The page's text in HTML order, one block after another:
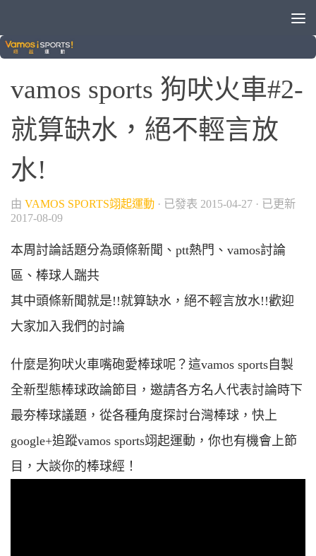
中華職棒 / 棒球
vamos sports 狗吠火車#2-
就算缺水，絕不輕言放
水!
由 VAMOS SPORTS翊起運動 · 已發表 2015-04-27 · 已更新
2017-08-09
本周討論話題分為頭條新聞、ptt熱門、vamos討論
區、棒球人踹共
其中頭條新聞就是!!就算缺水，絕不輕言放水!!歡迎
大家加入我們的討論
什麼是狗吠火車嘴砲愛棒球呢？這vamos sports自製
全新型態棒球政論節目，邀請各方名人代表討論時下
最夯棒球議題，從各種角度探討台灣棒球，快上
google+追蹤vamos sports翊起運動，你也有機會上節
目，大談你的棒球經！